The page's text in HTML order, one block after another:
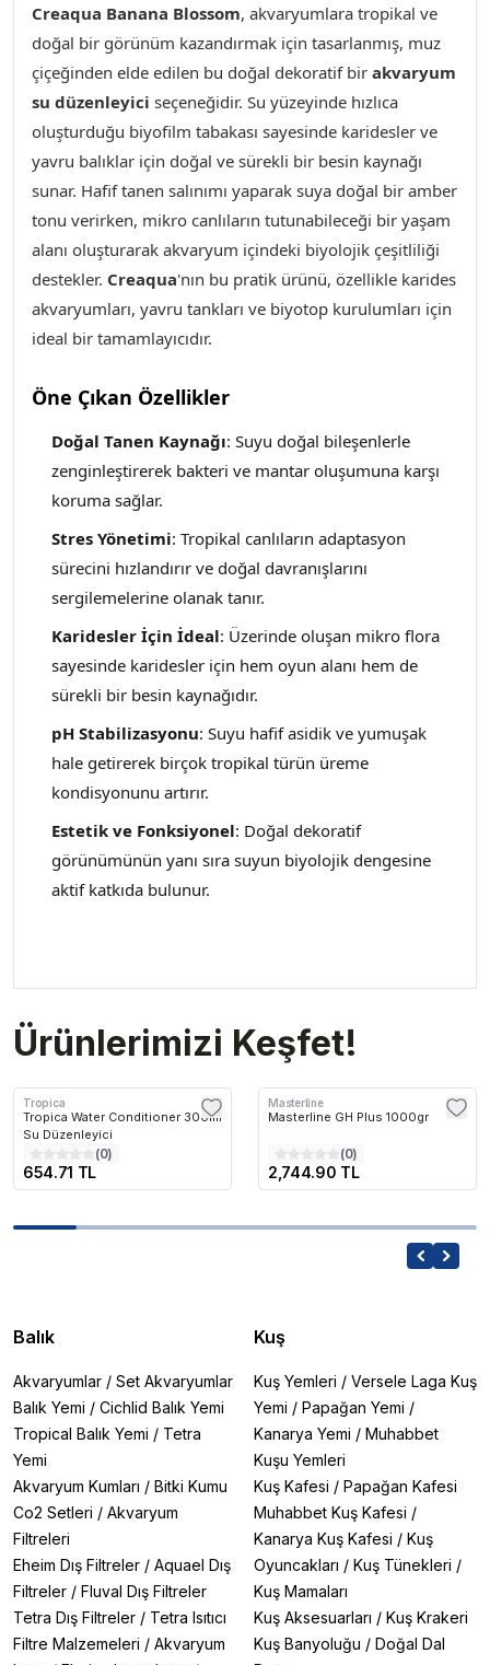
Creaqua Banana Blossom, akvaryumlara tropikal ve
doğal bir görünüm kazandırmak için tasarlanmış, muz
çiçeğinden elde edilen bu doğal dekoratif bir akvaryum
su düzenleyici seçeneğidir. Su yüzeyinde hızlıca
oluşturduğu biyofilm tabakası sayesinde karidesler ve
yavru balıklar için doğal ve sürekli bir besin kaynağı
sunar. Hafif tanen salınımı yaparak suya doğal bir amber
tonu verirken, mikro canlıların tutunabileceği bir yaşam
alanı oluşturarak akvaryum içindeki biyolojik çeşitliliği
destekler. Creaqua'nın bu pratik ürünü, özellikle karides
akvaryumları, yavru tankları ve biyotop kurulumları için
ideal bir tamamlayıcıdır.
Öne Çıkan Özellikler
Doğal Tanen Kaynağı: Suyu doğal bileşenlerle
zenginleştirerek bakteri ve mantar oluşumuna karşı
koruma sağlar.
Stres Yönetimi: Tropikal canlıların adaptasyon
sürecini hızlandırır ve doğal davranışlarını
sergilemelerine olanak tanır.
Karidesler İçin İdeal: Üzerinde oluşan mikro flora
sayesinde karidesler için hem oyun alanı hem de
sürekli bir besin kaynağıdır.
pH Stabilizasyonu: Suyu hafif asidik ve yumuşak
hale getirerek birçok tropikal türün üreme
kondisyonunu artırır.
Estetik ve Fonksiyonel: Doğal dekoratif
görünümünün yanı sıra suyun biyolojik dengesine
aktif katkıda bulunur.
Ürünlerimizi Keşfet!
Tropica
Tropica Water Conditioner 300ml
Su Düzenleyici
(0)
654.71 TL
Masterline
Masterline GH Plus 1000gr
(0)
2,744.90 TL
Balık
Akvaryumlar / Set Akvaryumlar
Balık Yemi / Cichlid Balık Yemi
Tropical Balık Yemi / Tetra
Yemi
Akvaryum Kumları / Bitki Kumu
Co2 Setleri / Akvaryum
Filtreleri
Eheim Dış Filtreler / Aquael Dış
Filtreler / Fluval Dış Filtreler
Tetra Dış Filtreler / Tetra Isıtıcı
Filtre Malzemeleri / Akvaryum
Kuş
Kuş Yemleri / Versele Laga Kuş
Yemi / Papağan Yemi /
Kanarya Yemi / Muhabbet
Kuşu Yemleri
Kuş Kafesi / Papağan Kafesi
Muhabbet Kuş Kafesi /
Kanarya Kuş Kafesi / Kuş
Oyuncakları / Kuş Tünekleri /
Kuş Mamaları
Kuş Aksesuarları / Kuş Krakeri
Kuş Banyoluğu / Doğal Dal